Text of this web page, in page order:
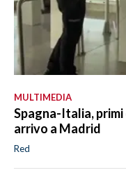
MULTIMEDIA
Spagna-Italia,
arrivo a Madrid
Red